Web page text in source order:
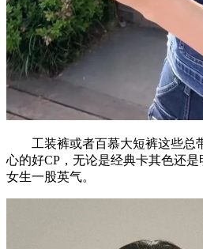
工装裤或者百慕大短裤这些总
心的好CP，无论是经典卡其色还
女生一股英气。